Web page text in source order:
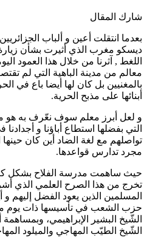
شارك المقال
بعدما انتقلت أعين و ألباب
ديسكو مغرب الذي أثيرت بشأن
اللغط , آثرنا من خلال هذا العمود
معالم من مدينة الباهية التي لم
بالمغنيين بل كان لها أيضا باع في
أبنائها على مذبح الحرية.
و لعل أبرز معلم سوف نعّرف به هو
التي بفضلها استطاع أباؤنا و أجدادنا
تواصلهم مع لغة الضاد أين كان
مجرد تدارس قواعدها.
حيث ساهمت مدرسة الفلاح بشكل
تخرج من هذا الصرح العلمي الذي
المسلمين الذين يعود الفضل إليهم
الشّيخ البشير الإبراهيمي،
الشّيخ الطيّب المهاجي والميلود